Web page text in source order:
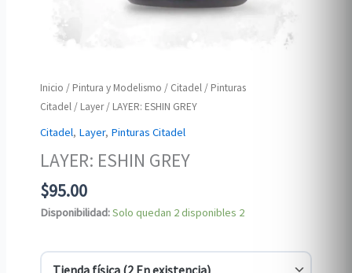
Inicio / Pintura y Modelismo / Citadel / Pinturas
Citadel / Layer/ LAYER: ESHIN GREY
Citadel, Layer, Pinturas Citadel
LAYER: ESHIN GREY
$95.00
Disponibilidad:Solo quedan 2 disponibles 2